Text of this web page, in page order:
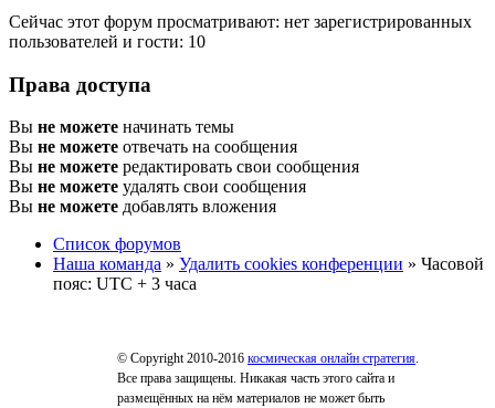
Сейчас этот форум просматривают: нет зарегистрированных
пользователей и гости: 10
Права доступа
Вы не можете начинать темы
Вы не можете отвечать на сообщения
Вы не можете редактировать свои сообщения
Вы не можете удалять свои сообщения
Вы не можете добавлять вложения
Список форумов
Наша команда » Удалить cookies конференции » Часовой
пояс: UTC + 3 часа
© Copyright 2010-2016 космическая онлайн стратегия.
Все права защищены. Никакая часть этого сайта и
размещённых на нём материалов не может быть